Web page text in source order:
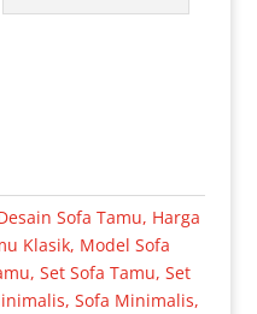
Sofa Tamu, Harga
Klasik, Model Sofa
, Set Sofa Tamu, Set
, Sofa Minimalis,